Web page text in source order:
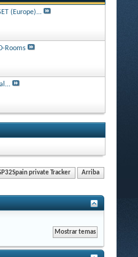
(Europe)...
Rooms
private Tracker Arriba